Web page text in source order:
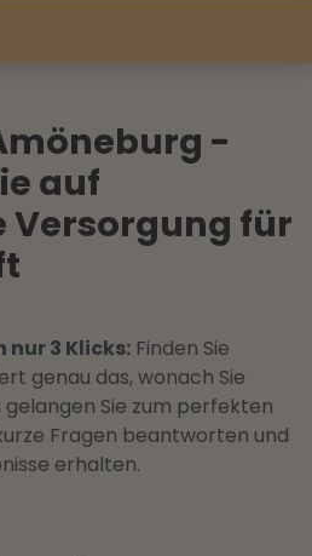
-
auf
Versorgung für
3 Klicks: Finden Sie
genau das, wonach Sie
gelangen Sie zum perfekten
Fragen beantworten und
erhalten.